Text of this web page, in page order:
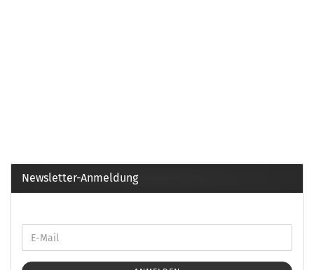
Newsletter-Anmeldung